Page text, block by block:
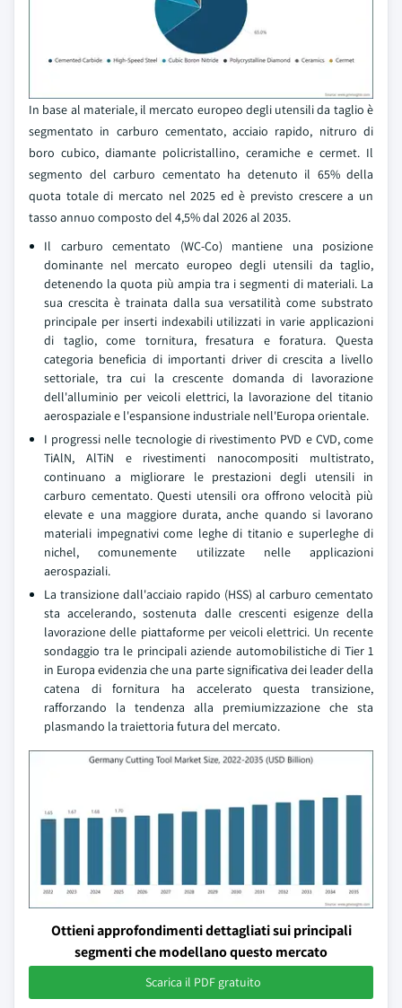
In base al materiale, il mercato europeo degli utensili da taglio è
segmentato in carburo cementato, acciaio rapido, nitruro di
boro cubico, diamante policristallino, ceramiche e cermet. Il
segmento del carburo cementato ha detenuto il 65% della
quota totale di mercato nel 2025 ed è previsto crescere a un
tasso annuo composto del 4,5% dal 2026 al 2035.
Il carburo cementato (WC-Co) mantiene una posizione
dominante nel mercato europeo degli utensili da taglio,
detenendo la quota più ampia tra i segmenti di materiali. La
sua crescita è trainata dalla sua versatilità come substrato
principale per inserti indexabili utilizzati in varie applicazioni
di taglio, come tornitura, fresatura e foratura. Questa
categoria beneficia di importanti driver di crescita a livello
settoriale, tra cui la crescente domanda di lavorazione
dell'alluminio per veicoli elettrici, la lavorazione del titanio
aerospaziale e l'espansione industriale nell'Europa orientale.
I progressi nelle tecnologie di rivestimento PVD e CVD, come
TiAlN, AlTiN e rivestimenti nanocompositi multistrato,
continuano a migliorare le prestazioni degli utensili in
carburo cementato. Questi utensili ora offrono velocità più
elevate e una maggiore durata, anche quando si lavorano
materiali impegnativi come leghe di titanio e superleghe di
nichel, comunemente utilizzate nelle applicazioni
aerospaziali.
La transizione dall'acciaio rapido (HSS) al carburo cementato
sta accelerando, sostenuta dalle crescenti esigenze della
lavorazione delle piattaforme per veicoli elettrici. Un recente
sondaggio tra le principali aziende automobilistiche di Tier 1
in Europa evidenzia che una parte significativa dei leader della
catena di fornitura ha accelerato questa transizione,
rafforzando la tendenza alla premiumizzazione che sta
plasmando la traiettoria futura del mercato.
Ottieni approfondimenti dettagliati sui principali
segmenti che modellano questo mercato
Scarica il PDF gratuito